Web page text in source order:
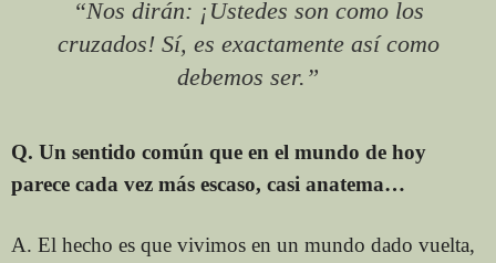
“Nos dirán: ¡Ustedes son como los
cruzados! Sí, es exactamente así como
debemos ser.”
Q. Un sentido común que en el mundo de hoy
parece cada vez más escaso, casi anatema…
A. El hecho es que vivimos en un mundo dado vuelta,